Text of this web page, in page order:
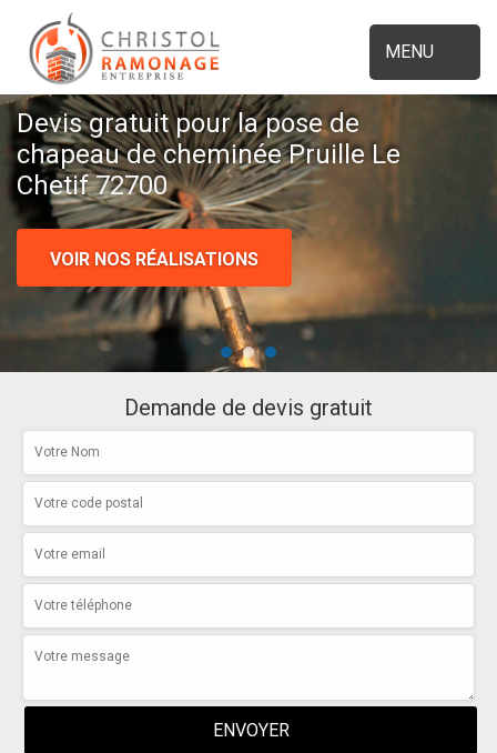
MENU
Devis gratuit pour la pose de
chapeau de cheminée Pruille Le
Chetif 72700
VOIR NOS RÉALISATIONS
Demande de devis gratuit